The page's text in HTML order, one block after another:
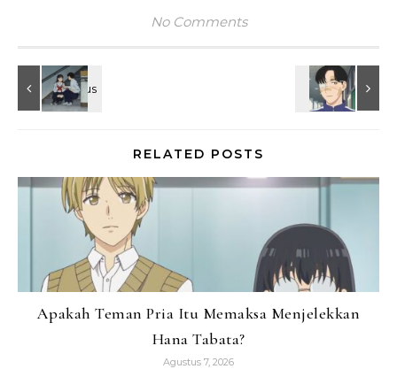
No Comments
RELATED POSTS
Apakah Teman Pria Itu Memaksa Menjelekkan
Hana Tabata?
Agustus 7, 2026